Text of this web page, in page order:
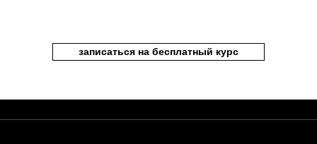
записаться на бесплатный курс